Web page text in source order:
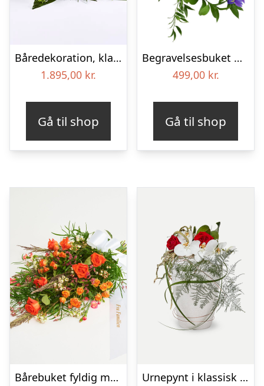
Båredekoration, klassisk – Blomster til begravelse
1.895,00 kr.
Gå til shop
Begravelses­buket med iris
499,00 kr.
Gå til shop
Bårebuket fyldig med bånd
Urnepynt i klassisk stil – rød og hvid